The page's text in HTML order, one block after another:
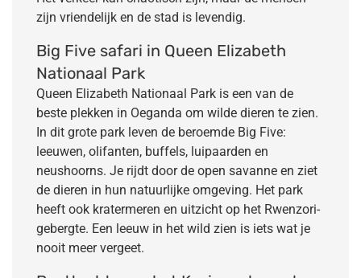
zijn vriendelijk en de stad is levendig.
Big Five safari in Queen Elizabeth
Nationaal Park
Queen Elizabeth Nationaal Park is een van de
beste plekken in Oeganda om wilde dieren te zien.
In dit grote park leven de beroemde Big Five:
leeuwen, olifanten, buffels, luipaarden en
neushoorns. Je rijdt door de open savanne en ziet
de dieren in hun natuurlijke omgeving. Het park
heeft ook kratermeren en uitzicht op het Rwenzori-
gebergte. Een leeuw in het wild zien is iets wat je
nooit meer vergeet.